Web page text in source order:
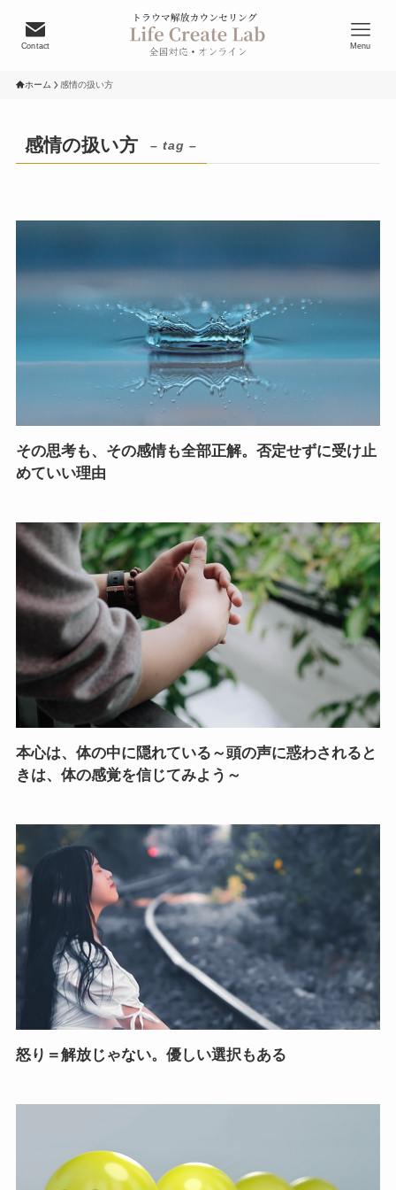
Contact Menu
ホーム 感情の扱い方
感情の扱い方 – tag –
その思考も、その感情も全部正解。否定せずに受け止
めていい理由
本心は、体の中に隠れている～頭の声に惑わされると
きは、体の感覚を信じてみよう～
怒り＝解放じゃない。優しい選択もある